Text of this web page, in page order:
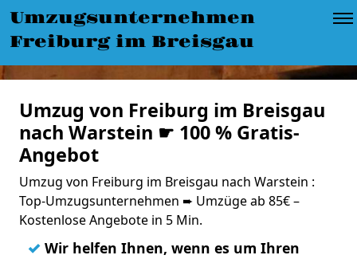
Umzugsunternehmen
Freiburg im Breisgau
Umzug von Freiburg im Breisgau
nach Warstein ☛ 100 % Gratis-
Angebot
Umzug von Freiburg im Breisgau nach Warstein :
Top-Umzugsunternehmen ➨ Umzüge ab 85€ –
Kostenlose Angebote in 5 Min.
✓ Wir helfen Ihnen, wenn es um Ihren